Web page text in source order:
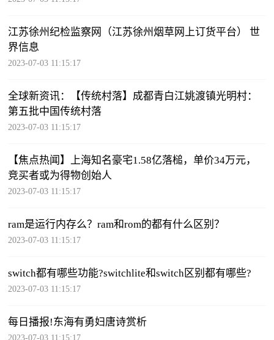
江苏徐州纪检监察网（江苏徐州烟草网上订货平台） 世
界信息
2023-07-03 11:15:17
全球新资讯：【传统村落】成都青白江姚渡镇光明村：
第五批中国传统村落
2023-07-03 11:15:17
【焦点热闻】上海知名豪宅1.58亿落槌，单价34万元，
竞买者或为得物创始人
2023-07-03 11:15:17
ram是运行内存么？ram和rom的都有什么区别？
2023-07-03 11:15:17
switch都有哪些功能?switchlite和switch区别都有哪些?
2023-07-03 11:15:17
每日播报!东海有勇妇唐诗赏析
2023-07-03 11:15:17